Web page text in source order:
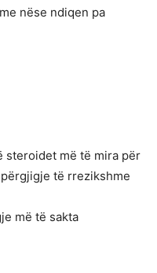
nëse ndiqen pa
steroidet më të mira për
të rrezikshme
më të sakta